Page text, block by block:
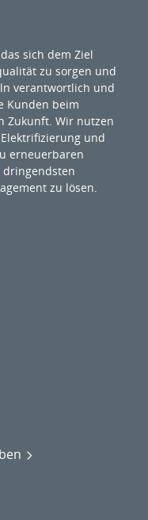
sich dem Ziel
zu sorgen und
verantwortlich und
Kunden beim
Zukunft. Wir nutzen
und
erneuerbaren
dringendsten
zu lösen.